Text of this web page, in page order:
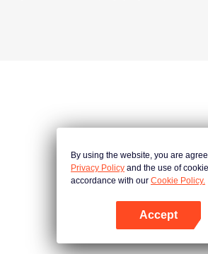
By using the website, you are
Privacy Policy and the use of
accordance with our Cookie Policy.
Accept